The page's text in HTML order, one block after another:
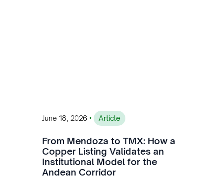
June 18, 2026 • Article
From Mendoza to TMX: How a
Copper Listing Validates an
Institutional Model for the
Andean Corridor